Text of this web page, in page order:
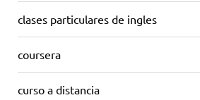
clases particulares de ingles
coursera
curso a distancia